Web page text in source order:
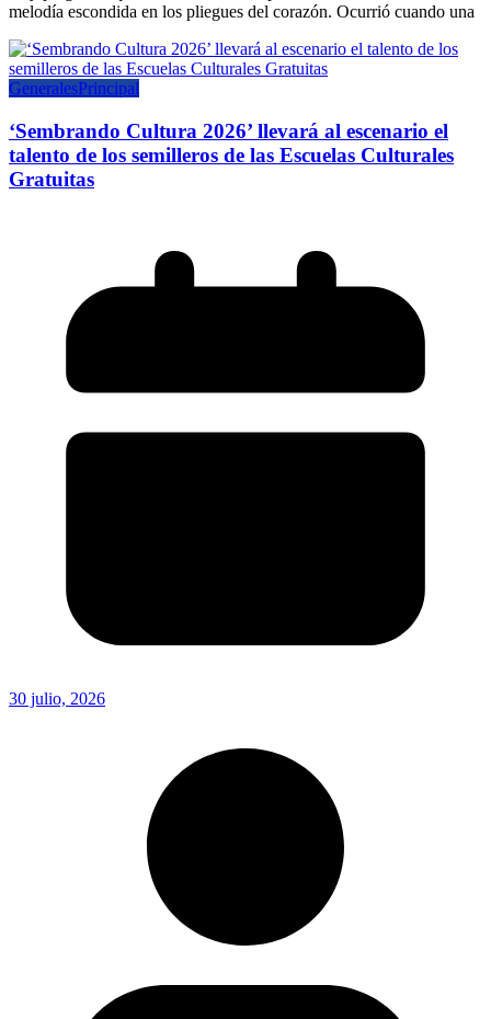
melodía escondida en los pliegues del corazón. Ocurrió cuando una
GeneralesPrincipal
‘Sembrando Cultura 2026’ llevará al escenario el
talento de los semilleros de las Escuelas Culturales
Gratuitas
30 julio, 2026